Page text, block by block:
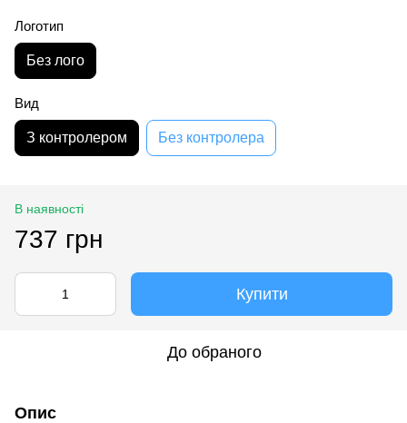
Логотип
Без лого
Вид
З контролером Без контролера
В наявності
737 грн
Купити
До обраного
Опис